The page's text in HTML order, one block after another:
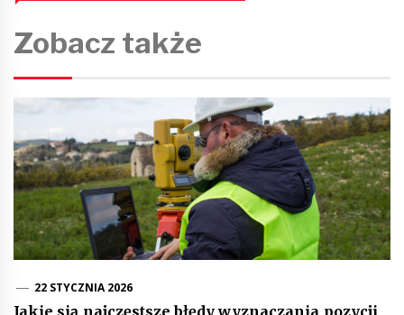
Zobacz także
22 STYCZNIA 2026